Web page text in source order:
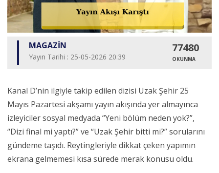
MAGAZİN
Yayın Tarihi : 25-05-2026 20:39
77480
OKUNMA
Kanal D’nin ilgiyle takip edilen dizisi Uzak Şehir 25
Mayıs Pazartesi akşamı yayın akışında yer almayınca
izleyiciler sosyal medyada “Yeni bölüm neden yok?”,
“Dizi final mi yaptı?” ve “Uzak Şehir bitti mi?” sorularını
gündeme taşıdı. Reytingleriyle dikkat çeken yapımın
ekrana gelmemesi kısa sürede merak konusu oldu.